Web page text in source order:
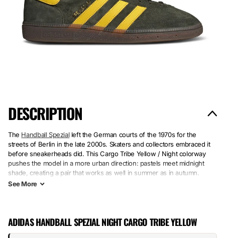
ADIDAS HANDBALL SPEZIAL NIGHT CARGO TRIBE YELLOW
DESCRIPTION
The Handball Spezialleft the German courts of the 1970s for the
streets of Berlin in the late 2000s. Skaters and collectors embraced it
before sneakerheads did. This Cargo Tribe Yellow / Night colorway
pushes the model in a more urban direction: pastels meet midnight
shade, creating a pair that works as well in summer as in autumn.
pair instantly recognizable.
SeeMore